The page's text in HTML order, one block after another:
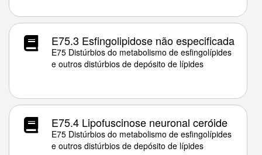
E75.3 Esfingolipidose não especificada
E75 Distúrbios do metabolismo de esfingolípides
e outros distúrbios de depósito de lípides
E75.4 Lipofuscinose neuronal ceróide
E75 Distúrbios do metabolismo de esfingolípides
e outros distúrbios de depósito de lípides